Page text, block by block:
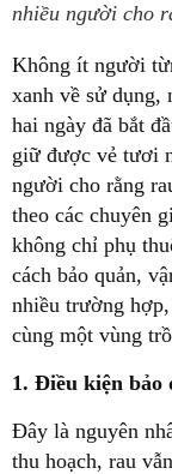
nhiều người cho
Không ít người
xanh về sử dụng,
hai ngày đã bắt
giữ được vẻ tươi
người cho rằng
theo các chuyên
không chỉ phụ
cách bảo quản,
nhiều trường
cùng một vùng
1. Điều kiện bảo
Đây là nguyên
thu hoạch, rau